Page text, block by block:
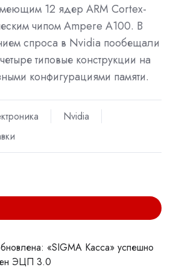
12 ядер ARM Cortex-
чипом Ampere A100. В
спроса в Nvidia пообещали
типовые конструкции на
конфигурациями памяти.
Nvidia
«SIGMA Касса» успешно
ЭЦП 3.0